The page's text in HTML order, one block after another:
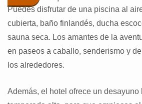
Puedes disfrutar de una piscina al
cubierta, baño finlandés, ducha
sauna seca. Los amantes de la
en paseos a caballo, senderismo y
los alrededores.
Además, el hotel ofrece un desayuno